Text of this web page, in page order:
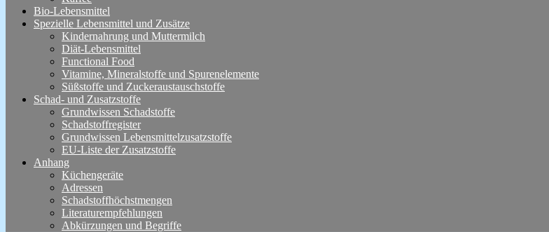
Bio-Lebensmittel
Spezielle Lebensmittel und Zusätze
Kindernahrung und Muttermilch
Diät-Lebensmittel
Functional Food
Vitamine, Mineralstoffe und Spurenelemente
Süßstoffe und Zuckeraustauschstoffe
Schad- und Zusatzstoffe
Grundwissen Schadstoffe
Schadstoffregister
Grundwissen Lebensmittelzusatzstoffe
EU-Liste der Zusatzstoffe
Anhang
Küchengeräte
Adressen
Schadstoffhöchstmengen
Literaturempfehlungen
Abkürzungen und Begriffe